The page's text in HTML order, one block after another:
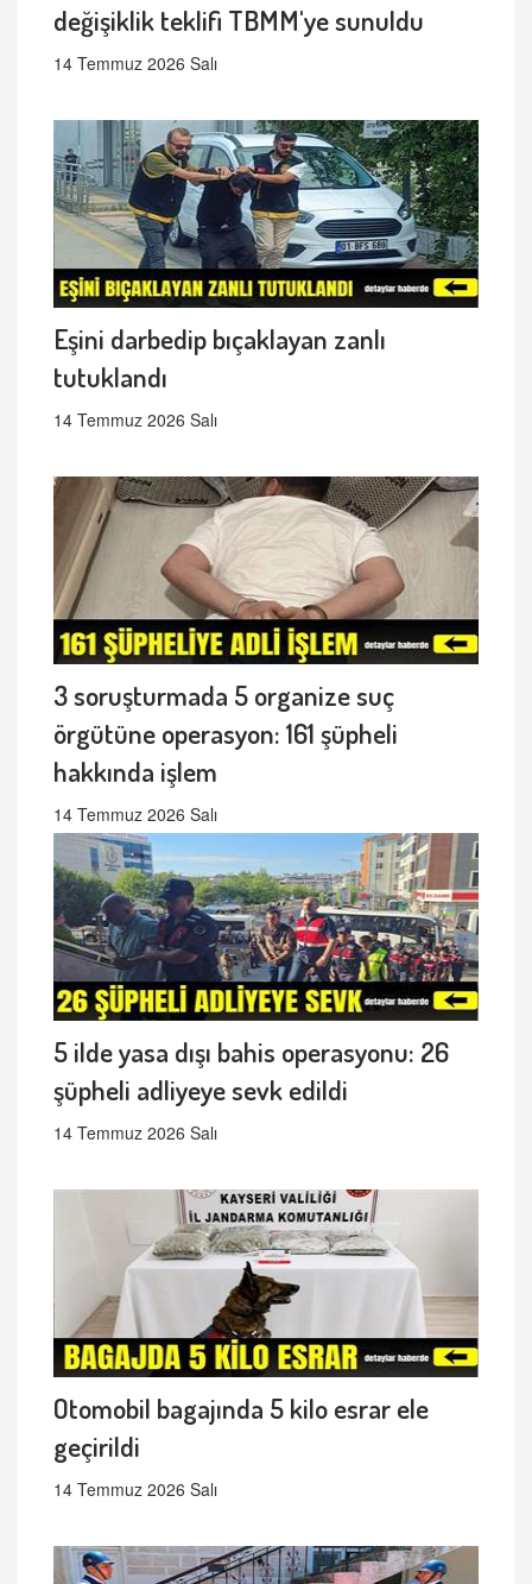
değişiklik teklifi TBMM'ye sunuldu
14 Temmuz 2026 Salı
Eşini darbedip bıçaklayan zanlı
tutuklandı
14 Temmuz 2026 Salı
3 soruşturmada 5 organize suç
örgütüne operasyon: 161 şüpheli
hakkında işlem
14 Temmuz 2026 Salı
5 ilde yasa dışı bahis operasyonu: 26
şüpheli adliyeye sevk edildi
14 Temmuz 2026 Salı
Otomobil bagajında 5 kilo esrar ele
geçirildi
14 Temmuz 2026 Salı